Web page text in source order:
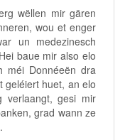
wëllen mir gären
wou et enger
un medezinesch
baue mir also elo
méi Donnéeën dra
geléiert huet, an elo
verlaangt, gesi mir
grad wann ze